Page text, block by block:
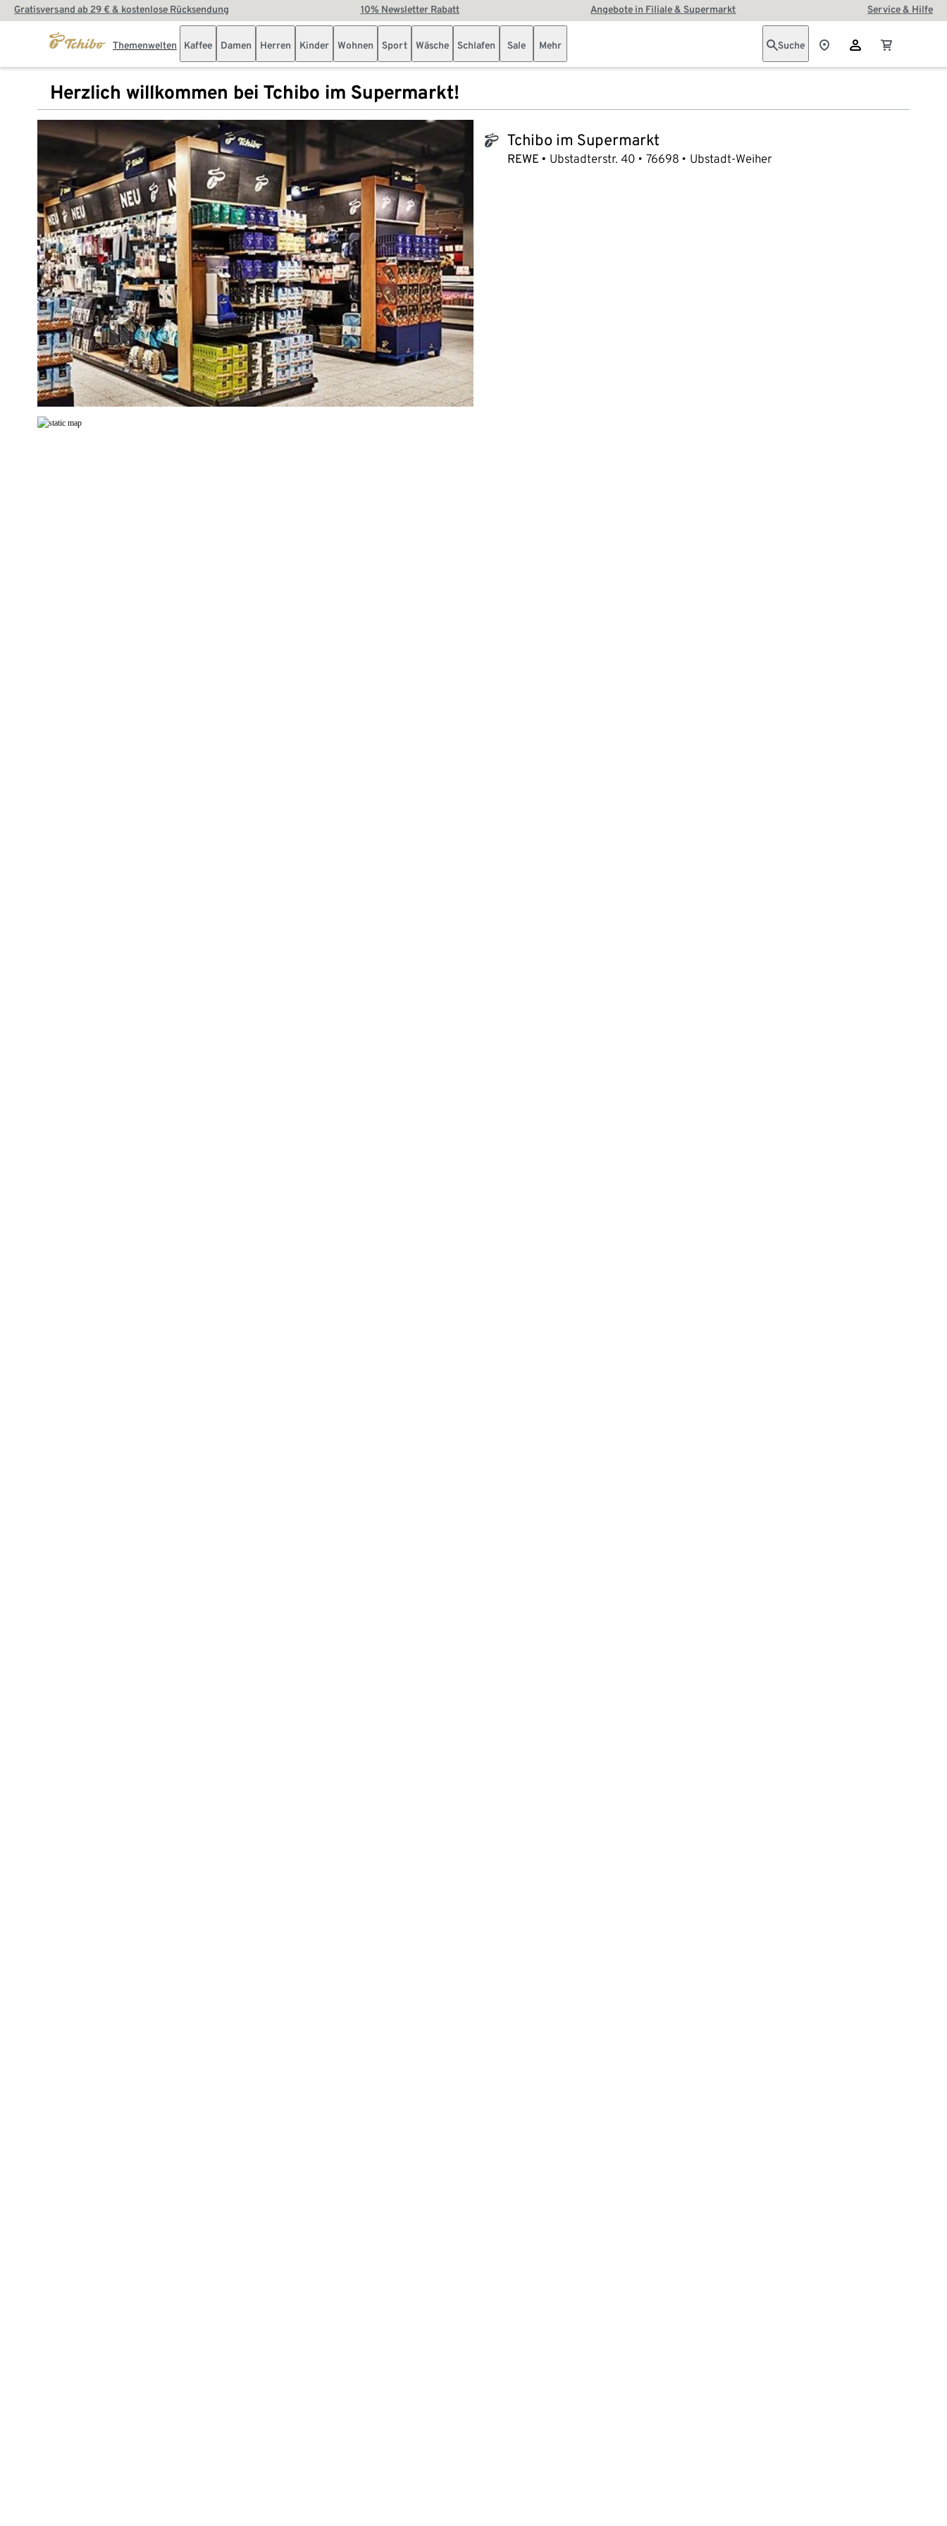
Gratisversand ab 29 € & kostenlose Rücksendung 10% Newsletter Rabatt Angebote in Filiale & Supermarkt Service & Hilfe
Themenwelten Kaffee Damen Herren Kinder Wohnen Sport Wäsche Schlafen Sale Mehr Suche
Herzlich willkommen bei Tchibo im Supermarkt!
tchibo_logo Tchibo im Supermarkt
REWE Ubstadterstr. 40 76698 Ubstadt-Weiher